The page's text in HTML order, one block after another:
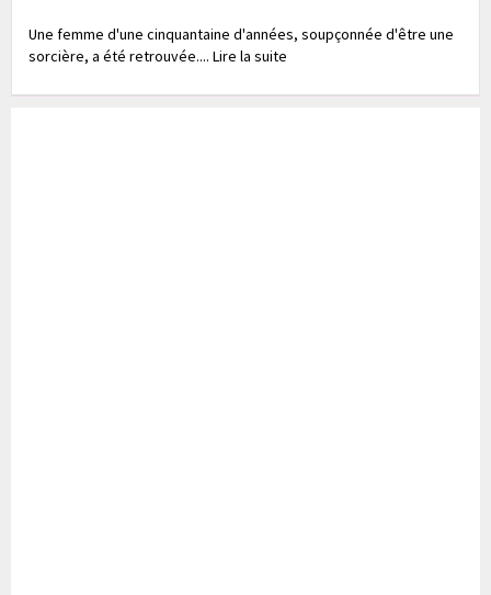
Une femme d'une cinquantaine d'années, soupçonnée d'être une
sorcière, a été retrouvée.... Lire la suite